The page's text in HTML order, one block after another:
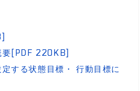
要[PDF 220KB]
する状態目標・ 行動目標に